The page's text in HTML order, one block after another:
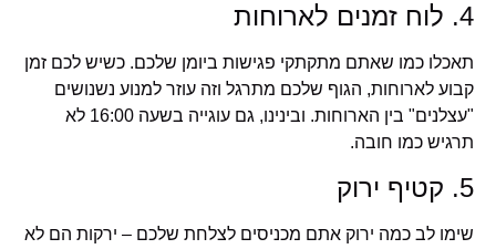
4. לוח זמנים לארוחות
תאכלו כמו שאתם מתקתקי פגישות ביומן שלכם. כשיש לכם זמן
קבוע לארוחות, הגוף שלכם מתרגל וזה עוזר למנוע נשנושים
"עצלנים" בין הארוחות. ובינינו, גם עוגייה בשעה 16:00 לא
תרגיש כמו חובה.
5. קטיף ירוק
שימו לב כמה ירוק אתם מכניסים לצלחת שלכם – ירקות הם לא